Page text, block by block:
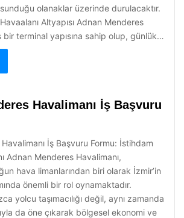
sunduğu olanaklar üzerinde durulacaktır.
Altyapısı Adnan Menderes
bir terminal yapısına sahip olup, günlük…
Havalimanı İş Başvuru
İş Başvuru Formu: İstihdam
Adnan Menderes Havalimanı,
hava limanlarından biri olarak İzmir’in
önemli bir rol oynamaktadır.
yolcu taşımacılığı değil, aynı zamanda
da öne çıkarak bölgesel ekonomi ve